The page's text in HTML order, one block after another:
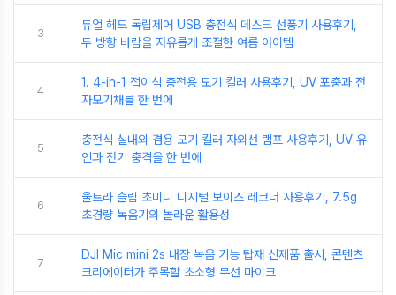
3
듀얼 헤드 독립제어 USB 충전식 데스크 선풍기 사용후기,
두 방향 바람을 자유롭게 조절한 여름 아이템
4
1. 4-in-1 접이식 충전용 모기 킬러 사용후기, UV 포충과 전
자모기채를 한 번에
5
충전식 실내외 겸용 모기 킬러 자외선 램프 사용후기, UV 유
인과 전기 충격을 한 번에
6
울트라 슬림 초미니 디지털 보이스 레코더 사용후기, 7.5g
초경량 녹음기의 놀라운 활용성
7
DJI Mic mini 2s 내장 녹음 기능 탑재 신제품 출시, 콘텐츠
크리에이터가 주목할 초소형 무선 마이크